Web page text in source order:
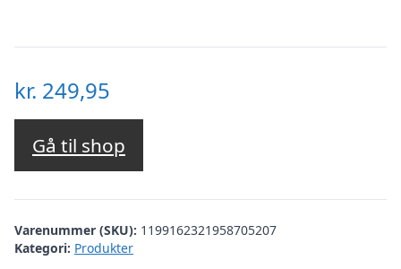
kr. 249,95
Gå til shop
Varenummer (SKU): 1199162321958705207
Kategori: Produkter